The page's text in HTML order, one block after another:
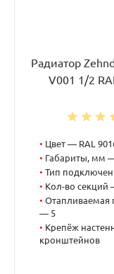
Радиатор
V001 1/2
• Цвет — RAL
• Габариты, мм
• Тип
• Кол-во секций
• Отапливаемая
— 5
• Крепёж
кронштейнов